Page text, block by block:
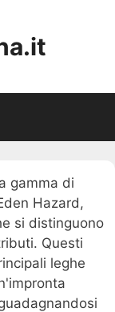
gamma di
Hazard,
si distinguono
Questi
leghe